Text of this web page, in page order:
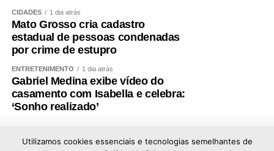
CIDADES 1 dia atrás
Mato Grosso cria cadastro
estadual de pessoas condenadas
por crime de estupro
ENTRETENIMENTO 1 dia atrás
Gabriel Medina exibe vídeo do
casamento com Isabella e celebra:
‘Sonho realizado’
Utilizamos cookies essenciais e tecnologias semelhantes de